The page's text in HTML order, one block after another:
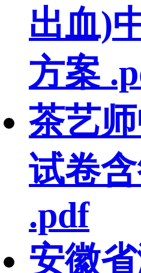
出血)
方案
茶艺
试卷
.pdf
安徽